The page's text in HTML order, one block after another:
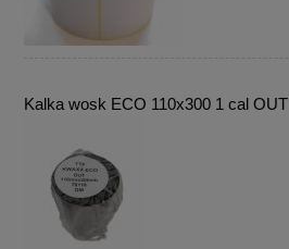
Kalka wosk ECO 110x300 1 cal OUT